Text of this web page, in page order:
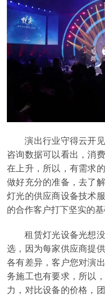
演出行业守得云开
咨询数据可以看出，消
在上升，所以，有需求
做好充分的准备，去了
灯光的供应商设备技术
的合作客户打下坚实的基
租赁灯光设备光想
选，因为每家供应商提
各有差异，客户您对演
务施工也有要求，所以
力，对比设备的价格，